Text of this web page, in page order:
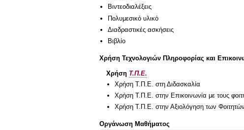
Βιντεοδιαλέξεις
Πολυμεσικό υλικό
Διαδραστικές ασκήσεις
Βιβλίο
Χρήση Τεχνολογιών Πληροφορίας και
Χρήση Τ.Π.Ε.
Χρήση Τ.Π.Ε. στη Διδασκαλία
Χρήση Τ.Π.Ε. στην Επικοινωνία με τους
Χρήση Τ.Π.Ε. στην Αξιολόγηση των Φοιτητών
Οργάνωση Μαθήματος